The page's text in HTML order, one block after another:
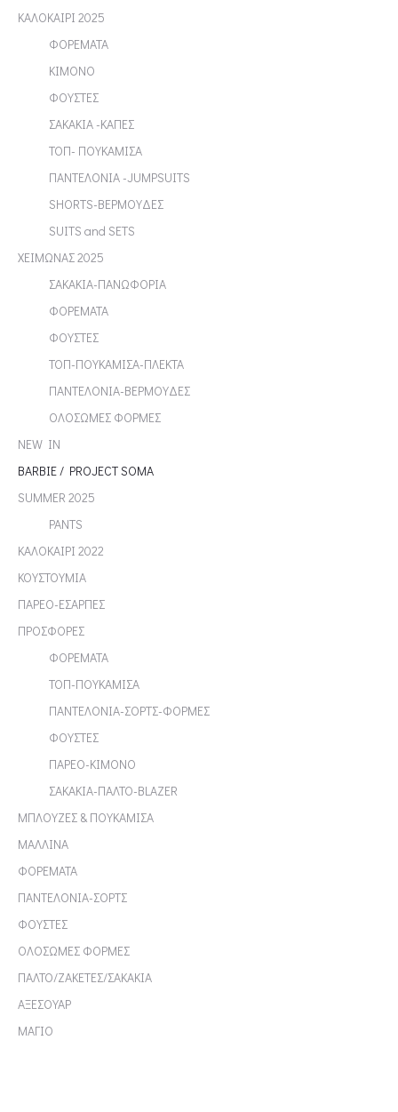
ΚΑΛΟΚΑΙΡΙ 2025
ΦΟΡΕΜΑΤΑ
ΚΙΜΟΝΟ
ΦΟΥΣΤΕΣ
ΣΑΚΑΚΙΑ -ΚΑΠΕΣ
ΤΟΠ- ΠΟΥΚΑΜΙΣΑ
ΠΑΝΤΕΛΟΝΙΑ -JUMPSUITS
SHORTS-ΒΕΡΜΟΥΔΕΣ
SUITS and SETS
ΧΕΙΜΩΝΑΣ 2025
ΣΑΚΑΚΙΑ-ΠΑΝΩΦΟΡΙΑ
ΦΟΡΕΜΑΤΑ
ΦΟΥΣΤΕΣ
ΤΟΠ-ΠΟΥΚΑΜΙΣΑ-ΠΛΕΚΤΑ
ΠΑΝΤΕΛΟΝΙΑ-ΒΕΡΜΟΥΔΕΣ
ΟΛΟΣΩΜΕΣ ΦΟΡΜΕΣ
NEW IN
BARBIE / PROJECT SOMA
SUMMER 2025
PANTS
ΚΑΛΟΚΑΙΡΙ 2022
ΚΟΥΣΤΟΥΜΙΑ
ΠΑΡΕΟ-ΕΣΑΡΠΕΣ
ΠΡΟΣΦΟΡΕΣ
ΦΟΡΕΜΑΤΑ
ΤΟΠ-ΠΟΥΚΑΜΙΣΑ
ΠΑΝΤΕΛΟΝΙΑ-ΣΟΡΤΣ-ΦΟΡΜΕΣ
ΦΟΥΣΤΕΣ
ΠΑΡΕΟ-ΚΙΜΟΝΟ
ΣΑΚΑΚΙΑ-ΠΑΛΤΟ-BLAZER
ΜΠΛΟΥΖΕΣ & ΠΟΥΚΑΜΙΣΑ
ΜΑΛΛΙΝΑ
ΦΟΡΕΜΑΤΑ
ΠΑΝΤΕΛΟΝΙΑ-ΣΟΡΤΣ
ΦΟΥΣΤΕΣ
ΟΛΟΣΩΜΕΣ ΦΟΡΜΕΣ
ΠΑΛΤΟ/ΖΑΚΕΤΕΣ/ΣΑΚΑΚΙΑ
ΑΞΕΣΟΥΑΡ
ΜΑΓΙΟ